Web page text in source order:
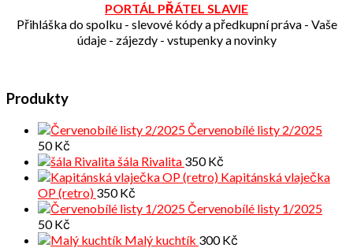
PORTÁL PŘÁTEL SLAVIE
Přihláška do spolku - slevové kódy a předkupní práva - Vaše
údaje - zájezdy - vstupenky a novinky
Produkty
Červenobílé listy 2/2025
50Kč
šála Rivalita 350Kč
Kapitánská vlaječka
OP (retro) 350Kč
Červenobílé listy 1/2025
50Kč
Malý kuchtík 300Kč